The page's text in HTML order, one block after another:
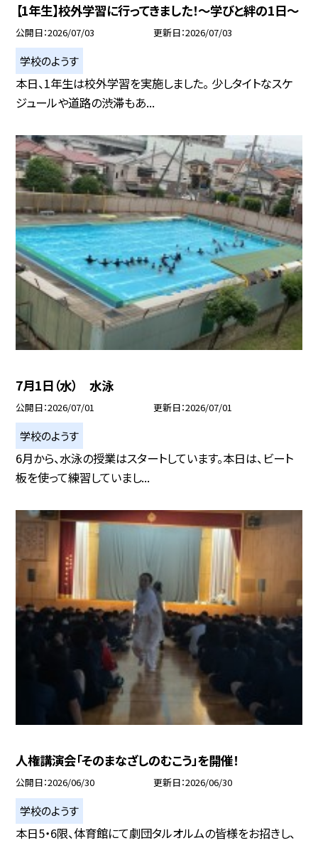
【1年生】校外学習に行ってきました！～学びと絆の1日～
公開日 2026/07/03 更新日 2026/07/03
学校のようす
本日、1年生は校外学習を実施しました。 少しタイトなスケ
ジュールや道路の渋滞もあ...
7月1日（水） 水泳
公開日 2026/07/01 更新日 2026/07/01
学校のようす
6月から、水泳の授業はスタートしています。本日は、ビート
板を使って練習していまし...
人権講演会「そのまなざしのむこう」を開催！
公開日 2026/06/30 更新日 2026/06/30
学校のようす
本日5・6限、体育館にて劇団タルオルムの皆様をお招きし、